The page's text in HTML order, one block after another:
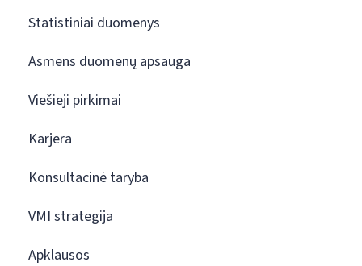
Statistiniai duomenys
Asmens duomenų apsauga
Viešieji pirkimai
Karjera
Konsultacinė taryba
VMI strategija
Apklausos